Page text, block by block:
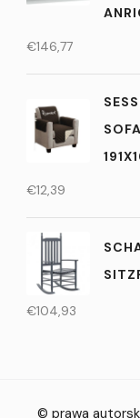
€146,77
€12,39
€104,93
© prawa